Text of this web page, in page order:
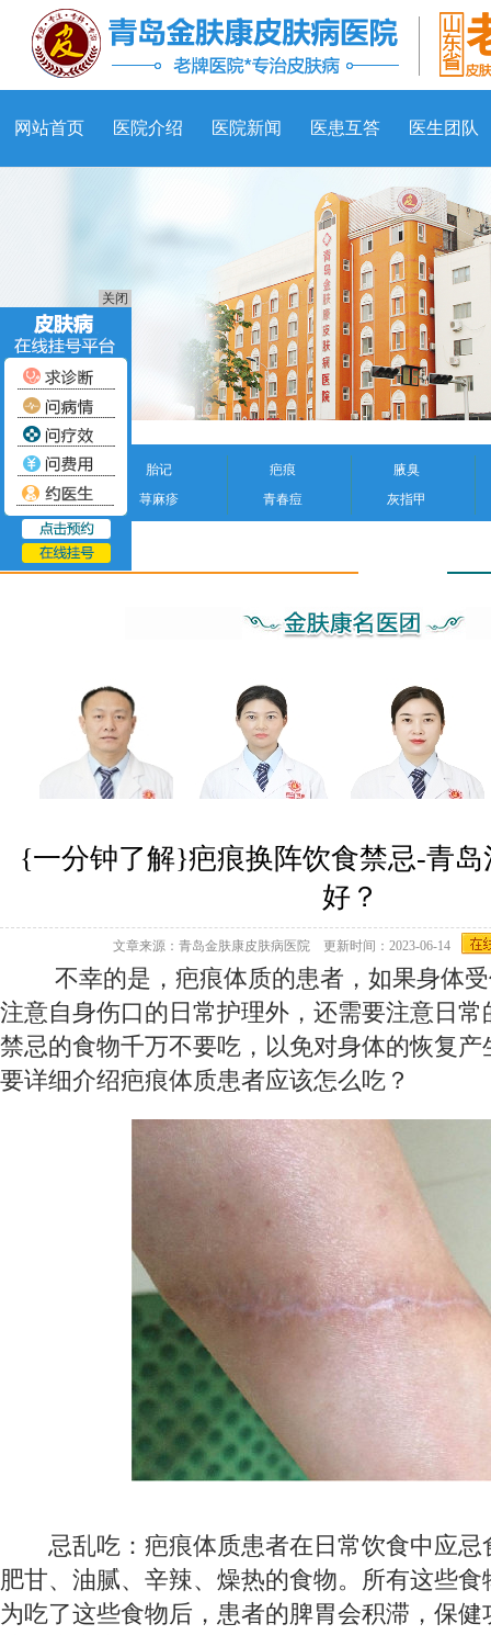
网站首页 医院介绍 医院新闻 医患互答 医生团队
胎记 疤痕
腋臭
荨麻疹
青春痘 灰指甲
疤痕
{一分钟了解}疤痕换阵饮食禁忌-青
好？
文章来源：青岛金肤康皮肤病医院 更新时间：2023-06-14
不幸的是，疤痕体质的患者，如果身体受
注意自身伤口的日常护理外，还需要注意日
禁忌的食物千万不要吃，以免对身体的恢复
要详细介绍疤痕体质患者应该怎么吃？
忌乱吃：疤痕体质患者在日常饮食中应忌
肥甘、油腻、辛辣、燥热的食物。所有这些
为吃了这些食物后，患者的脾胃会积滞，保
关闭